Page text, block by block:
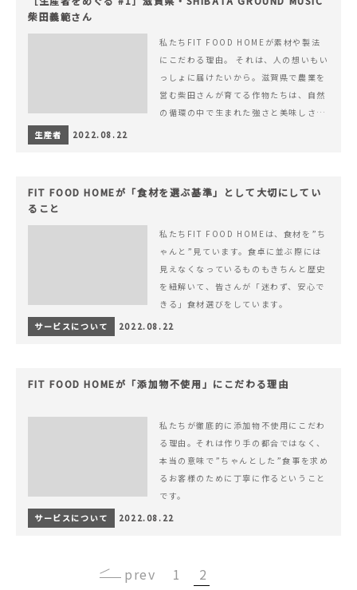
柴田義範さん
私たちFIT FOOD HOMEが素材や製法
にこだわる理由。 それは、人の想いもい
っしょに届けたいから。滋賀県で農業を
営む柴田さんが育てる作物たちは、自然
の循環の中で生まれた強さと美味しさを
生産者 2022.08.22
FIT FOOD HOMEが「食材を選ぶ基準」として大切にしてい
ること
私たちFIT FOOD HOMEは、食材を”ち
ゃんと”見ています。食卓に並ぶ際には
見えなくなっているものもきちんと歴史
を紐解いて、皆さんが「迷わず、安心で
きる」食材選びをしています。
サービスについて
2022.08.22
FIT FOOD HOMEが「添加物不使用」にこだわる理由
私たちが徹底的に添加物不使用にこだわ
る理由。それは作り手の都合ではなく、
本当の意味で”ちゃんとした”食事を求め
るお客様のために丁寧に作るということ
です。
サービスについて
2022.08.22
‹ 1 2